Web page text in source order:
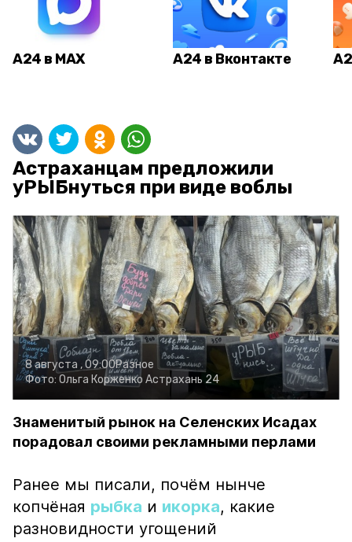
А24 в MAX А24 в Вконтакте
Астраханцам предложили
уРЫБнуться при виде воблы
8 августа , 09:00Разное
Фото: Ольга Корженко Астрахань 24
Знаменитый рынок на Селенских Исадах
порадовал своими рекламными перлами
Ранее мы писали, почём нынче
копчёная рыбка и икорка, какие
разновидности угощений